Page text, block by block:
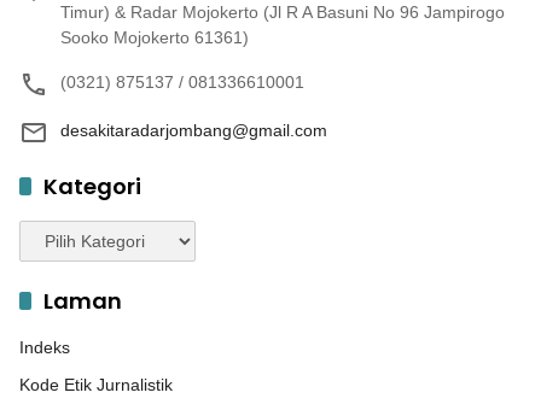
Timur) & Radar Mojokerto (Jl R A Basuni No 96 Jampirogo
Sooko Mojokerto 61361)
(0321) 875137 / 081336610001
desakitaradarjombang@gmail.com
Kategori
Kategori
Laman
Indeks
Kode Etik Jurnalistik